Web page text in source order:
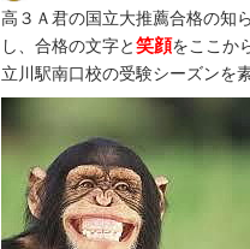
高３Ａ君の国立大推薦合格の知
し、合格の文字と笑顔をここか
立川駅南口校の受験シーズンを